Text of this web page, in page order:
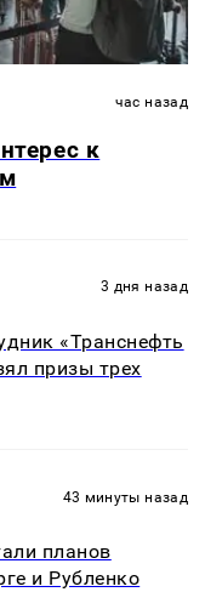
час назад
к
3 дня назад
«Транснефть
призы трех
43 минуты назад
планов
и Рубленко